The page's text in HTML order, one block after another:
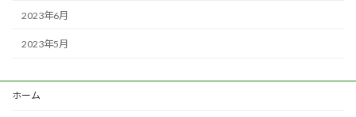
2023年6月
2023年5月
ホーム